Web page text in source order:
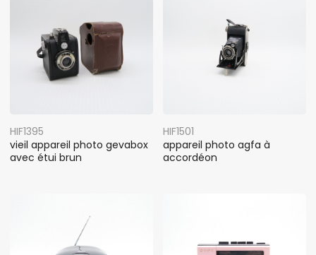
HIF1395
vieil appareil photo gevabox
avec étui brun
HIF1501
appareil photo agfa à
accordéon